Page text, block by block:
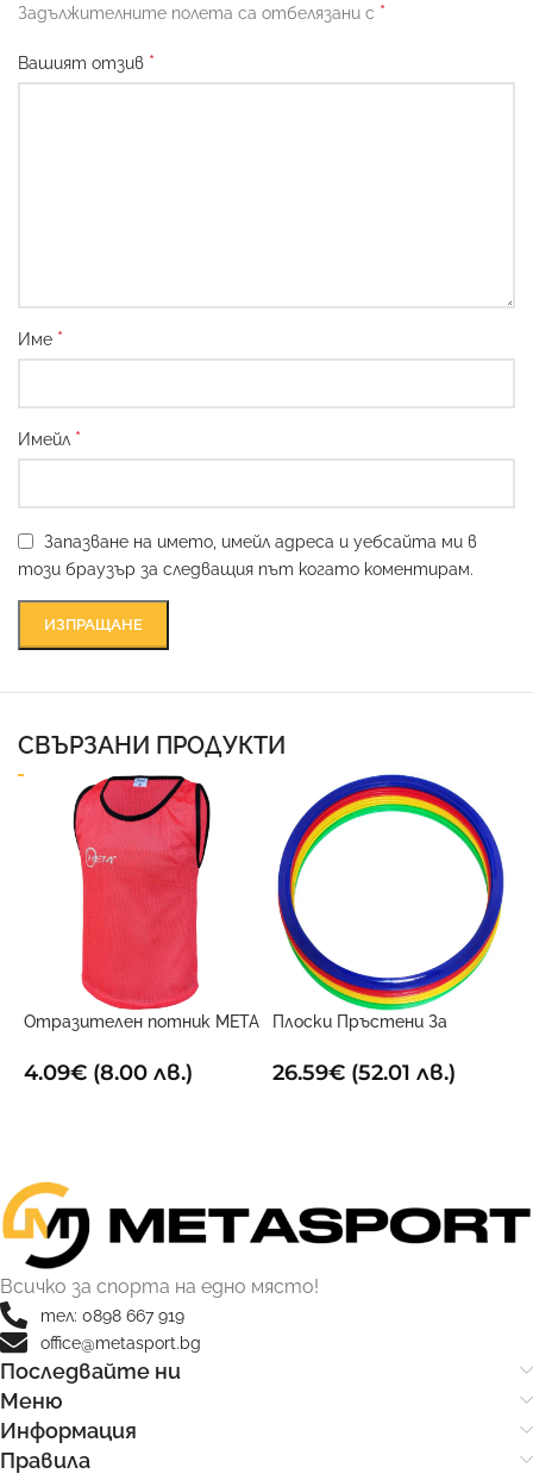
Задължителните полета са отбелязани с *
Вашият отзив *
Име *
Имейл *
Запазване на името, имейл адреса и уебсайта ми в
този браузър за следващия път когато коментирам.
СВЪРЗАНИ ПРОДУКТИ
Отразителен потник META
4.09€ (8.00 лв.)
Плоски Пръстени За
12)4 45см
26.59€(52.01 лв.)
Всичко за спорта на едно място!
тел: 0898 667 919
office@metasport.bg
Последвайте ни
Меню
Информация
Правила